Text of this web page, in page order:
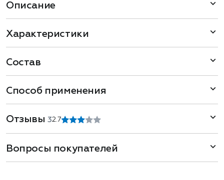
Описание
Характеристики
Состав
Способ применения
Отзывы32.7
Вопросы покупателей